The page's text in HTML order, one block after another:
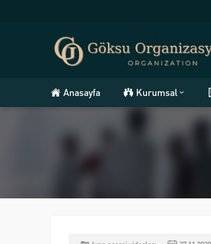
Anasayfa Kurumsal